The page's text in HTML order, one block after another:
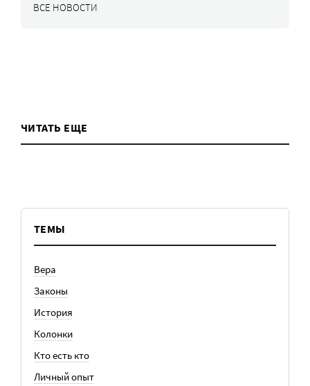
ВСЕ НОВОСТИ
ЧИТАТЬ ЕЩЕ
ТЕМЫ
Вера
Законы
История
Колонки
Кто есть кто
Личный опыт